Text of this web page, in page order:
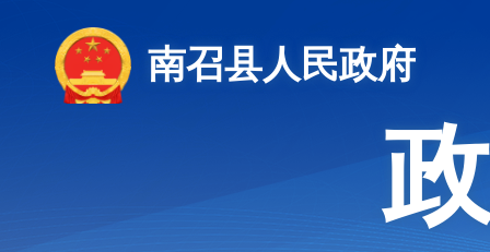
南召县人民政府